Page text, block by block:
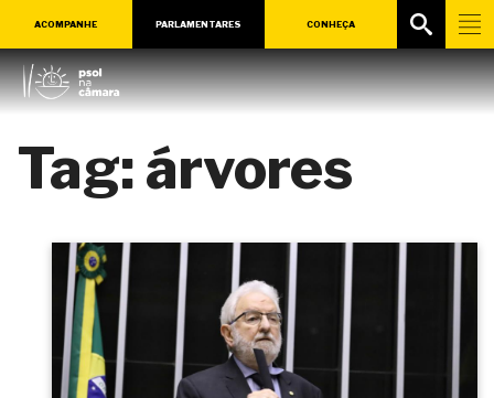
ACOMPANHE PARLAMENTARES CONHEÇA
Tag:árvores